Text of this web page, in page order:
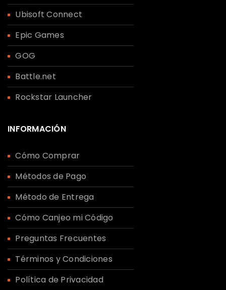
Ubisoft Connect
Epic Games
GOG
Battle.net
Rockstar Launcher
INFORMACIÓN
Cómo Comprar
Métodos de Pago
Método de Entrega
Cómo Canjeo mi Código
Preguntas Frecuentes
Términos y Condiciones
Política de Privacidad